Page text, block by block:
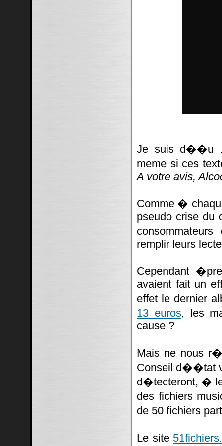
Je suis d��u
meme si ces
A votre avis,
Comme �
pseudo crise du
remplir leurs
Cependant
avaient fait un
effet le dernier
13 euros, les
cause ?
Mais ne nous
Conseil d��tat
d�tecteront, �
des fichiers
de 50 fichiers
Le site